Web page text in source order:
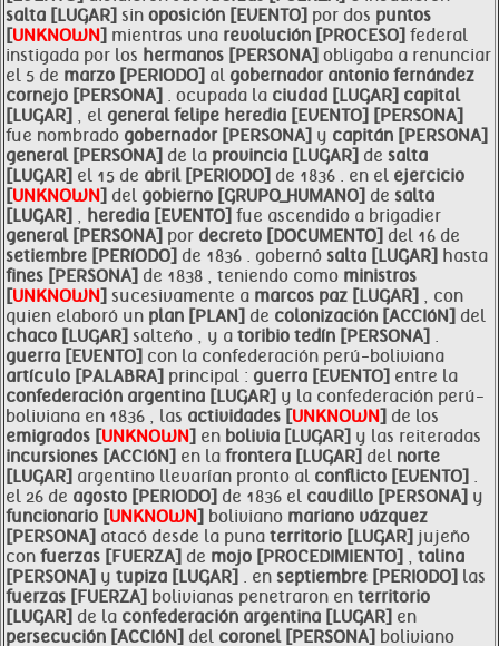
salta [LUGAR] sin oposición [EVENTO] por dos puntos
[UNKNOWN] mientras una revolución [PROCESO] federal
instigada por los hermanos [PERSONA] obligaba a renunciar
el 5 de marzo [PERIODO] al gobernador antonio fernández
cornejo [PERSONA] . ocupada la ciudad [LUGAR] capital
[LUGAR] , el generalfelipe heredia [EVENTO] [PERSONA]
fue nombrado gobernador [PERSONA] y capitán [PERSONA]
general [PERSONA] de la provincia [LUGAR] de salta
[LUGAR] el 15 de abril [PERIODO] de 1836 . en el ejercicio
[UNKNOWN] del gobierno [GRUPO_HUMANO] de salta
[LUGAR] , heredia [EVENTO] fue ascendido a brigadier
general [PERSONA] por decreto [DOCUMENTO] del 16 de
setiembre [PERíODO] de 1836 . gobernó salta [LUGAR] hasta
fines [PERSONA] de 1838 , teniendo como ministros
[UNKNOWN] sucesivamente a marcos paz [LUGAR] , con
quien elaboró un plan [PLAN] de colonización [ACCIóN] del
chaco [LUGAR] salteño , y a toribio tedín [PERSONA] .
guerra [EVENTO] con la confederación perú-boliviana
artículo [PALABRA] principal : guerra [EVENTO] entre la
confederación argentina [LUGAR] y la confederación perú-
boliviana en 1836 , las actividades [UNKNOWN] de los
emigrados [UNKNOWN] en bolivia [LUGAR] y las reiteradas
incursiones [ACCIóN] en la frontera [LUGAR] del norte
[LUGAR] argentino llevarían pronto al conflicto [EVENTO] .
el 26 de agosto [PERIODO] de 1836 el caudillo [PERSONA] y
funcionario [UNKNOWN] boliviano mariano vázquez
[PERSONA] atacó desde la puna territorio [LUGAR] jujeño
con fuerzas [FUERZA] de mojo [PROCEDIMIENTO] , talina
[PERSONA] y tupiza [LUGAR] . en septiembre [PERIODO] las
fuerzas [FUERZA] bolivianas penetraron en territorio
[LUGAR] de la confederación argentina [LUGAR] en
persecución [ACCIóN] del coronel [PERSONA] boliviano